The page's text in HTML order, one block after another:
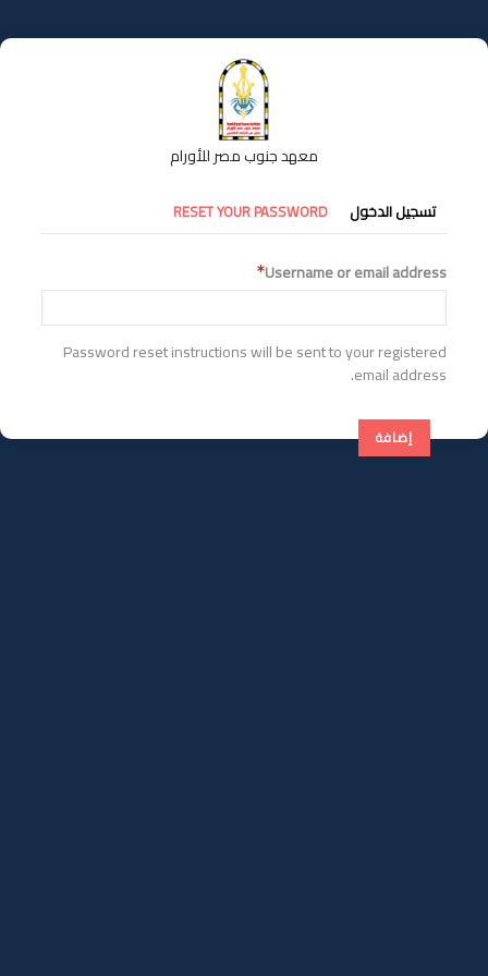
إلى
المحتوى
معهد جنوب مصر للأورام
التبويبات
الأساسية
تسجيل الدخول RESET YOUR PASSWORD
Username or email address
Password reset instructions will be sent to your registered
email address.